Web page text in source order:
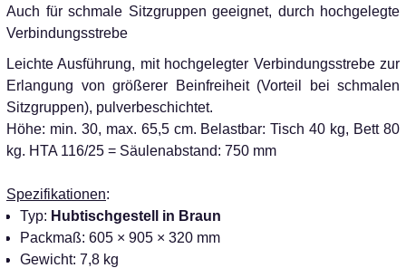
Auch für schmale Sitzgruppen geeignet, durch hochgelegte
Verbindungsstrebe
Leichte Ausführung, mit hochgelegter Verbindungsstrebe zur
Erlangung von größerer Beinfreiheit (Vorteil bei schmalen
Sitzgruppen), pulverbeschichtet.
Höhe: min. 30, max. 65,5 cm. Belastbar: Tisch 40 kg, Bett 80
kg. HTA 116/25 = Säulenabstand: 750 mm
Spezifikationen:
Typ: Hubtischgestell in Braun
Packmaß: 605 × 905 × 320 mm
Gewicht: 7,8 kg